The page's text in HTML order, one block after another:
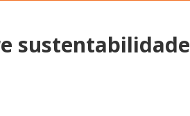
sustentabilidade